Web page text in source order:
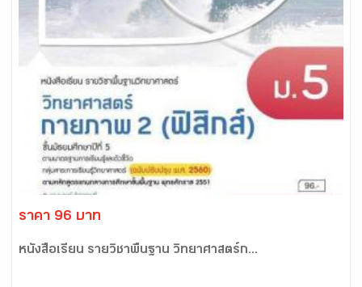
ราคา 96 บาท
หนังสือเรียน รายวิชาพื้นฐาน วิทยาศาสตร์ก...